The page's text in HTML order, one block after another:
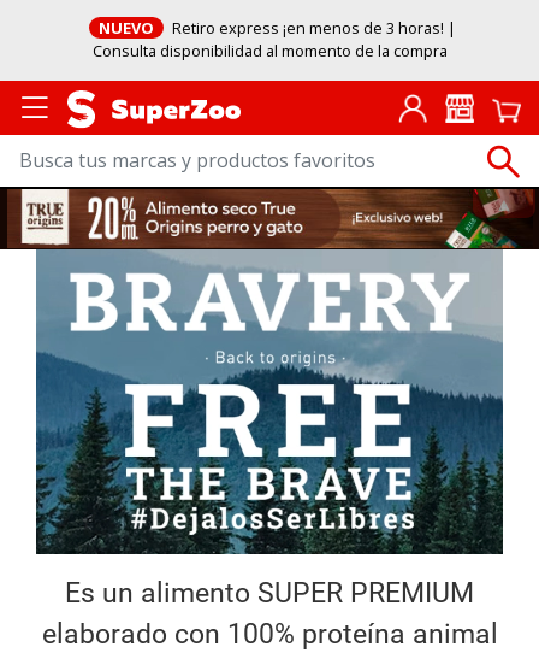
NUEVO
Retiro express ¡en menos de 3 horas! |
Consulta disponibilidad al momento de la compra
Es un alimento SUPER PREMIUM
elaborado con 100% proteína animal